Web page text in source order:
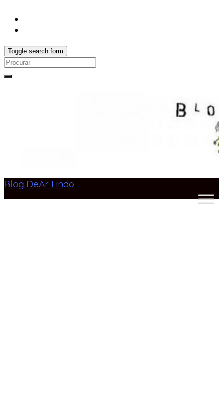
Toggle search form
Search
Blog DeAr Lindo